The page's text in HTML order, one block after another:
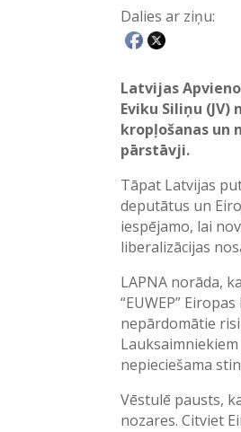
Dalies ar ziņu:
Latvijas
Eviku Siliņu
kropļošanas un
pārstāvji.
Tāpat Latvijas
deputātus un
iespējamo, lai
liberalizācijas
LAPNA norāda,
“EUWEP”
nepārdomātie
nepieciešama
Vēstulē pausts,
nozares. Citviet